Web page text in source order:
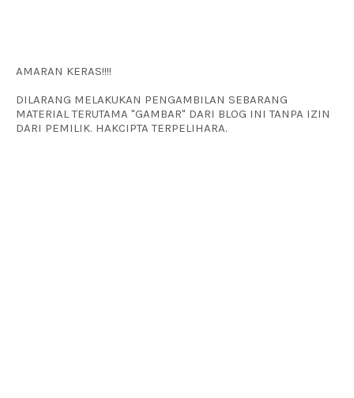
AMARAN KERAS!!!!
DILARANG MELAKUKAN PENGAMBILAN SEBARANG
MATERIAL TERUTAMA "GAMBAR" DARI BLOG INI TANPA IZIN
DARI PEMILIK. HAKCIPTA TERPELIHARA.